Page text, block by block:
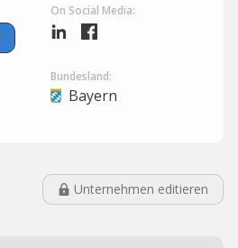
On Social Media:
Bundesland:
Bayern
Unternehmen editieren